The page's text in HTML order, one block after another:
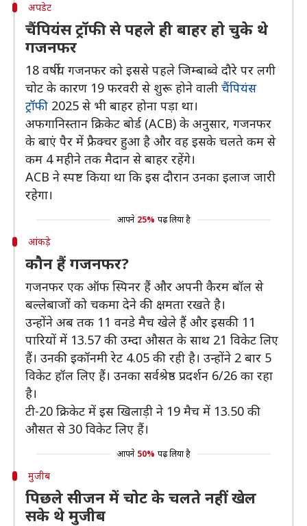
अपडेट
चैंपियंस ट्रॉफी से पहले ही बाहर हो चुके थे
गजनफर
18 वर्षीय गजनफर को इससे पहले जिम्बाब्वे दौरे पर लगी
चोट के कारण 19 फरवरी से शुरू होने वाली चैंपियंस
ट्रॉफी 2025 से भी बाहर होना पड़ा था।
अफगानिस्तान क्रिकेट बोर्ड (ACB) के अनुसार, गजनफर
के बाएं पैर में फ्रैक्चर हुआ है और वह इसके चलते कम से
कम 4 महीने तक मैदान से बाहर रहेंगे।
ACB ने स्पष्ट किया था कि इस दौरान उनका इलाज जारी
रहेगा।
आपने 25% पढ़ लिया है
आंकड़े
कौन हैं गजनफर?
गजनफर एक ऑफ स्पिनर हैं और अपनी कैरम बॉल से
बल्लेबाजों को चकमा देने की क्षमता रखते है।
उन्होंने अब तक 11 वनडे मैच खेले हैं और इसकी 11
पारियों में 13.57 की उम्दा औसत के साथ 21 विकेट लिए
हैं। उनकी इकॉनमी रेट 4.05 की रही है। उन्होंने 2 बार 5
विकेट हॉल लिए हैं। उनका सर्वश्रेष्ठ प्रदर्शन 6/26 का रहा
है।
टी-20 क्रिकेट में इस खिलाड़ी ने 19 मैच में 13.50 की
औसत से 30 विकेट लिए हैं।
आपने 50% पढ़ लिया है
मुजीब
पिछले सीजन में चोट के चलते नहीं खेल
सके थे मुजीब